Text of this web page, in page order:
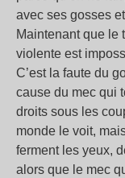
avec ses gosses
Maintenant que le
violente est
C’est la faute du
cause du mec qui
droits sous les
monde le voit,
ferment les yeux,
alors que le mec